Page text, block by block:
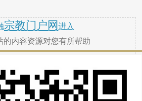
宗教门户网 进入
的内容资源对您有所帮助